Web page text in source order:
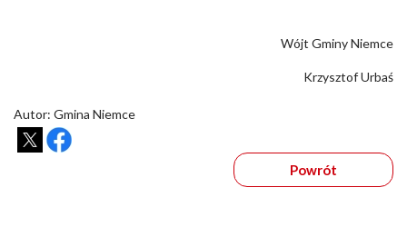
Wójt Gminy Niemce
Krzysztof Urbaś
Autor: Gmina Niemce
Powrót